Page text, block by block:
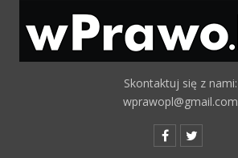
Skontaktuj się z nami:
wprawopl@gmail.com